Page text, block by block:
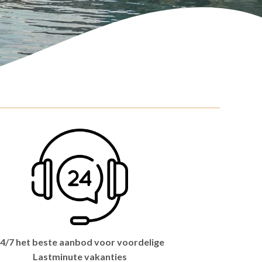
7 het beste aanbod voor voordelige
Lastminute vakanties